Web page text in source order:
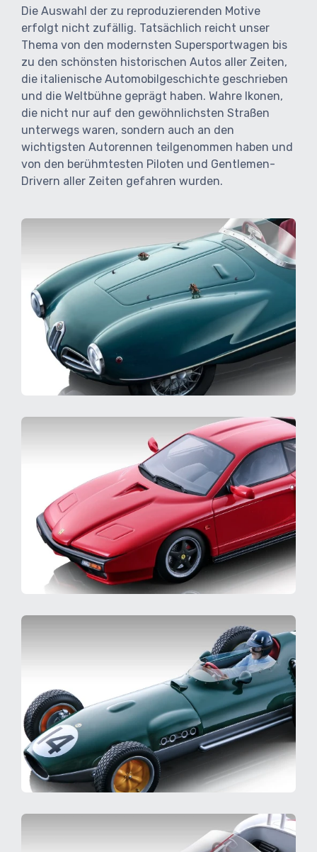
Die Auswahl der zu reproduzierenden Motive
erfolgt nicht zufällig. Tatsächlich reicht unser
Thema von den modernsten Supersportwagen bis
zu den schönsten historischen Autos aller Zeiten,
die italienische Automobilgeschichte geschrieben
und die Weltbühne geprägt haben. Wahre Ikonen,
die nicht nur auf den gewöhnlichsten Straßen
unterwegs waren, sondern auch an den
wichtigsten Autorennen teilgenommen haben und
von den berühmtesten Piloten und Gentlemen-
Drivern aller Zeiten gefahren wurden.